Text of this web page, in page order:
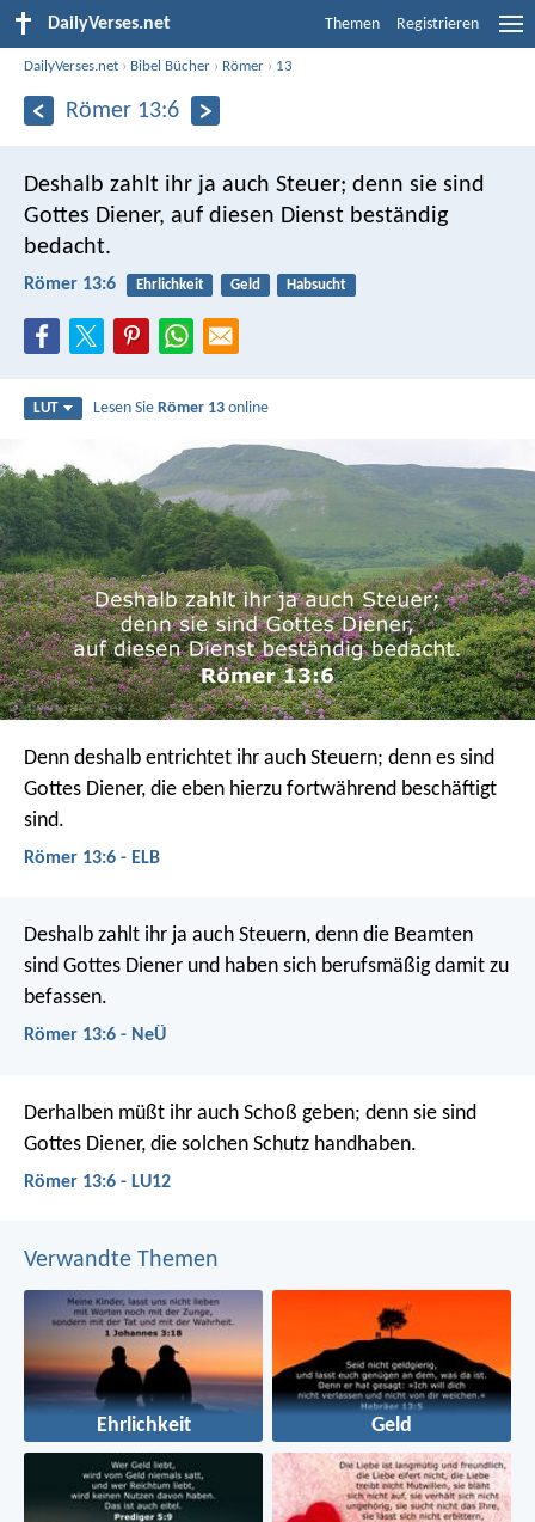
DailyVerses.net Themen Registrieren
DailyVerses.net › Bibel Bücher › Römer › 13
Römer 13:6
Deshalb zahlt ihr ja auch Steuer; denn sie sind
Gottes Diener, auf diesen Dienst beständig
bedacht.
Römer 13:6 Ehrlichkeit Geld Habsucht
LUT Lesen SieRömer 13 online
Denn deshalb entrichtet ihr auch Steuern; denn es sind
Gottes Diener, die eben hierzu fortwährend beschäftigt
sind.
Römer 13:6 - ELB
Deshalb zahlt ihr ja auch Steuern, denn die Beamten
sind Gottes Diener und haben sich berufsmäßig damit zu
befassen.
Römer 13:6 - NeÜ
Derhalben müßt ihr auch Schoß geben; denn sie sind
Gottes Diener, die solchen Schutz handhaben.
Römer 13:6 - LU12
Verwandte Themen
Ehrlichkeit Geld